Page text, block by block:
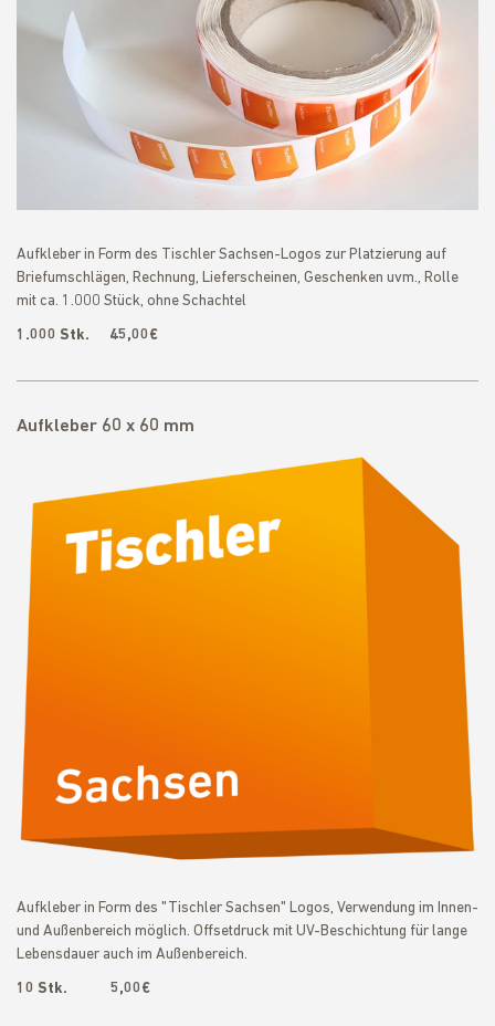
Aufkleber in Form des Tischler Sachsen-Logos zur Platzierung auf
Briefumschlägen, Rechnung, Lieferscheinen, Geschenken uvm., Rolle
mit ca. 1.000 Stück, ohne Schachtel
1.000 Stk. 45,00€
Aufkleber 60 x 60 mm
Aufkleber in Form des "Tischler Sachsen" Logos, Verwendung im Innen-
und Außenbereich möglich. Offsetdruck mit UV-Beschichtung für lange
Lebensdauer auch im Außenbereich.
10 Stk. 5,00€